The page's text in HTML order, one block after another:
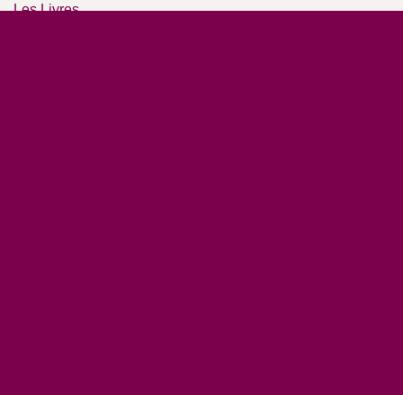
Les Livres